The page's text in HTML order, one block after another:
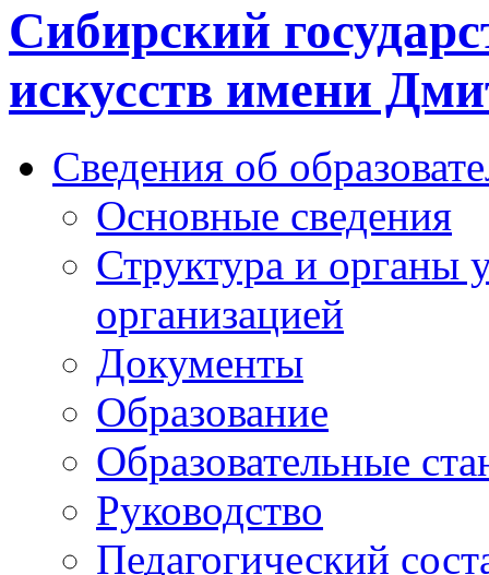
Сибирский
искусств имени
Сведения об
Основные сведения
Структура и органы
организацией
Документы
Образование
Образовательные
Руководство
Педагогический